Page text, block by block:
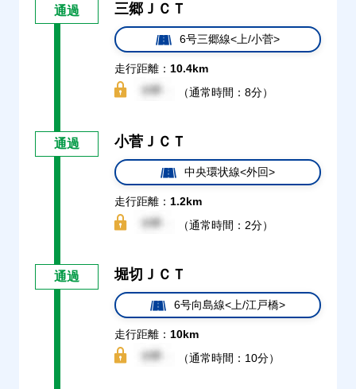
通過 三郷ＪＣＴ
6号三郷線<上/小菅>
走行距離： 10.4km
（通常時間：8分）
通過 小菅ＪＣＴ
中央環状線<外回>
走行距離： 1.2km
（通常時間：2分）
通過 堀切ＪＣＴ
6号向島線<上/江戸橋>
走行距離： 10km
（通常時間：10分）